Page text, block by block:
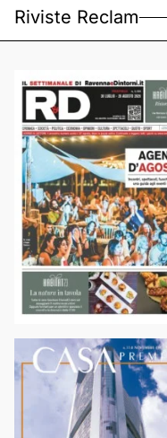
Riviste Reclam